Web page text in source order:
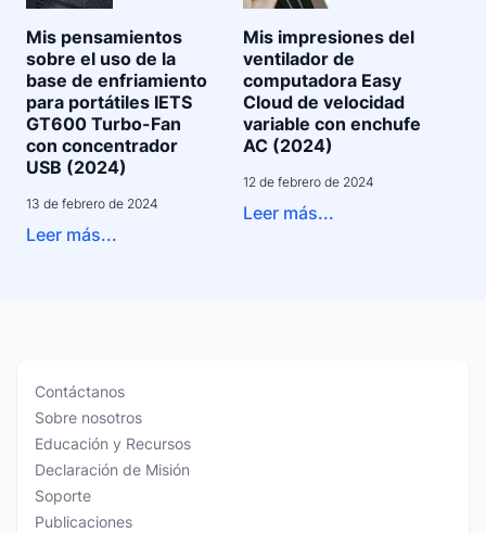
Mis pensamientos
sobre el uso de la
base de enfriamiento
para portátiles IETS
GT600 Turbo-Fan
con concentrador
USB (2024)
13 de febrero de 2024
Leer más...
Mis impresiones del
ventilador de
computadora Easy
Cloud de velocidad
variable con enchufe
AC (2024)
12 de febrero de 2024
Leer más...
Contáctanos
Sobre nosotros
Educación y Recursos
Declaración de Misión
Soporte
Publicaciones